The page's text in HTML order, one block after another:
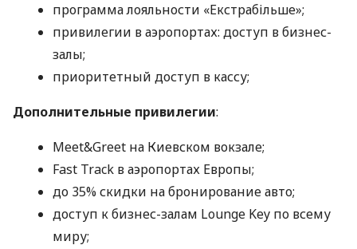
программа лояльности «Екстрабільше»;
привилегии в аэропортах: доступ в бизнес-
залы;
приоритетный доступ в кассу;
Дополнительные привилегии:
Meet&Greet на Киевском вокзале;
Fast Track в аэропортах Европы;
до 35% скидки на бронирование авто;
доступ к бизнес-залам Lounge Key по всему
миру;